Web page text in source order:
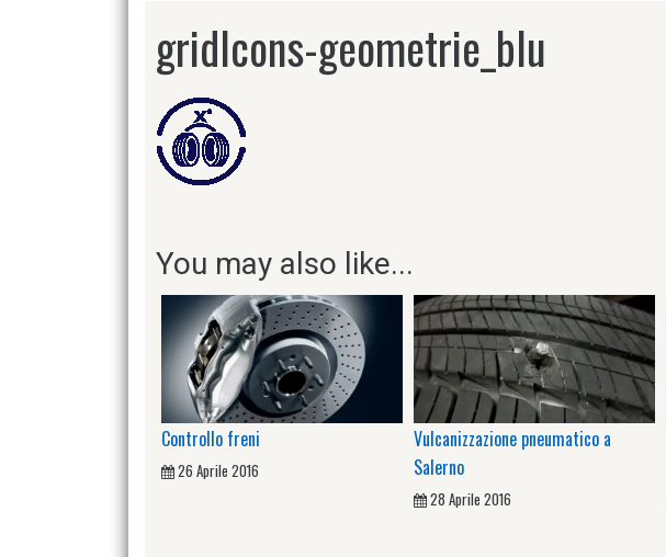
gridIcons-geometrie_blu
You may also like...
Controllo freni
26 Aprile 2016
Vulcanizzazione pneumatico a
Salerno
28 Aprile 2016